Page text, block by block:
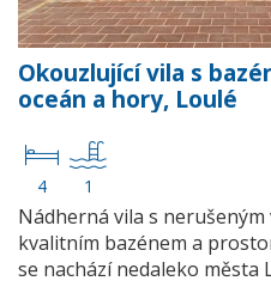
Okouzlující vila s
oceán a hory, Loulé
4 1
Nádherná vila s
kvalitním bazénem a
se nachází nedaleko města